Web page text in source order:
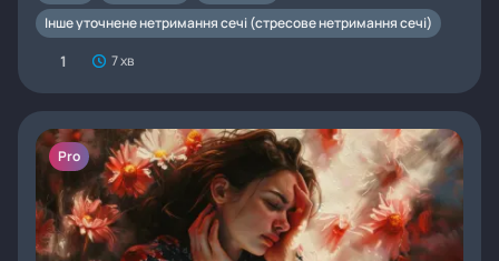
Інше уточнене нетримання сечі (стресове нетримання сечі)
1 7 хв
Pro